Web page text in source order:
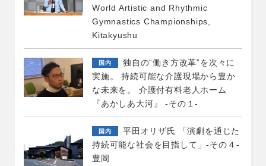
World Artistic and Rhythmic
Gymnastics Championships,
Kitakyushu
国内
独自の“働き方改革”を次々に
実施。 持続可能な介護現場から豊か
な未来を。 介護付有料老人ホーム
『あかしあ大河』 -その１-
国内
平田オリザ氏 「演劇を通じた
持続可能な社会を目指して」-その４-
豊岡